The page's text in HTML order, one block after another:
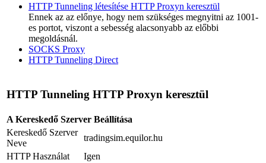
HTTP Tunneling létesítése HTTP Proxyn keresztül
Ennek az az előnye, hogy nem szükséges megnyitni az 1001-
es portot, viszont a sebesség alacsonyabb az előbbi
megoldásnál.
SOCKS Proxy
HTTP Tunneling Direct
HTTP Tunneling HTTP Proxyn keresztül
A Kereskedő Szerver Beállítása
Kereskedő Szerver
Neve
tradingsim.equilor.hu
HTTP Használat
Igen